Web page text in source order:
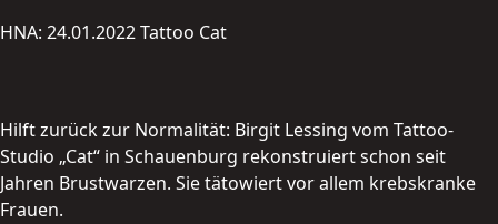
HNA: 24.01.2022 Tattoo Cat
Hilft zurück zur Normalität: Birgit Lessing vom Tattoo-
Studio „Cat“ in Schauenburg rekonstruiert schon seit
Jahren Brustwarzen. Sie tätowiert vor allem krebskranke
Frauen.